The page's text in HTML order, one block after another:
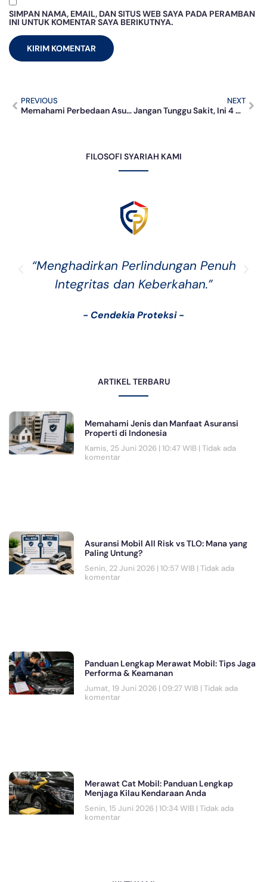
SIMPAN NAMA, EMAIL, DAN SITUS WEB SAYA PADA PERAMBAN
INI UNTUK KOMENTAR SAYA BERIKUTNYA.
PREVIOUS
Memahami Perbedaan Asuransi Syariah dan Konvensional: Mengapa Syariah Lebih Menenangkan?
NEXT
Jangan Tunggu Sakit, Ini 4 Alasan Asuransi Kesehatan Harus Dimulai Saat Masih Sehat
FILOSOFI SYARIAH KAMI
“Menghadirkan Perlindungan Penuh
Integritas dan Keberkahan.”
- Cendekia Proteksi -
ARTIKEL TERBARU
Memahami Jenis dan Manfaat Asuransi
Properti di Indonesia
Kamis, 25 Juni 2026 | 10:47 WIB Tidak ada
komentar
Asuransi Mobil All Risk vs TLO: Mana yang
Paling Untung?
Senin, 22 Juni 2026 | 10:57 WIB Tidak ada
komentar
Panduan Lengkap Merawat Mobil: Tips Jaga
Performa & Keamanan
Jumat, 19 Juni 2026 | 09:27 WIB Tidak ada
komentar
Merawat Cat Mobil: Panduan Lengkap
Menjaga Kilau Kendaraan Anda
Senin, 15 Juni 2026 | 10:34 WIB Tidak ada
komentar